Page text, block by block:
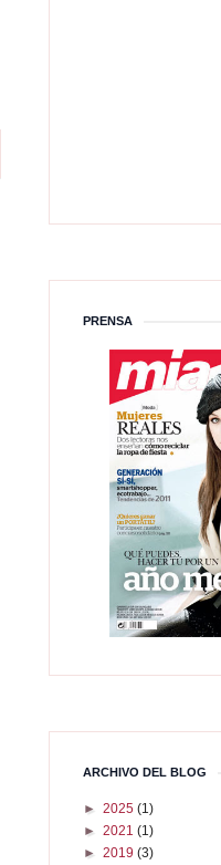
PRENSA
ARCHIVO DEL BLOG
► 2025 (1)
► 2021 (1)
► 2019 (3)